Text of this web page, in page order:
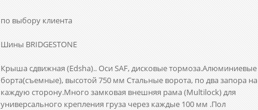
по выбору клиента
Шины BRIDGESTONE
Крыша сдвижная (Edsha).. Оси SAF, дисковые тормоза.Алюминиевые
борта(съемные), высотой 750 мм Стальные ворота, по два запора на
каждую сторону.Много замковая внешняя рама (Multilock) для
универсального крепления груза через каждые 100 мм .Пол